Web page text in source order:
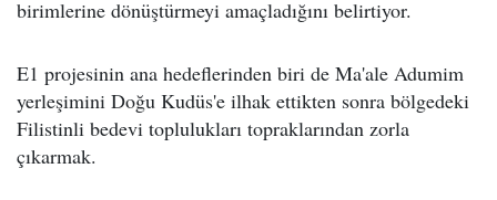
birimlerine dönüştürmeyi amaçladığını belirtiyor.
E1 projesinin ana hedeflerinden biri de Ma'ale Adumim
yerleşimini Doğu Kudüs'e ilhak ettikten sonra bölgedeki
Filistinli bedevi toplulukları topraklarından zorla
çıkarmak.